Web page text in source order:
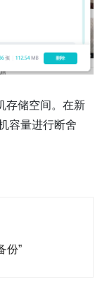
存储空间。在新
容量进行断舍
份”